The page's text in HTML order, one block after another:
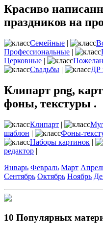
Красиво
праздников на
Семейные |
Профессиональные |
Церковные |
Свадьбы | ДР
Клипарт png,
фоны, текстуры .
Клипарт |
шаблон | Фоны-
Наборы картинок |
редактор |
Январь Февраль Март
Сентябрь Октябрь Ноябрь
10 Популярных